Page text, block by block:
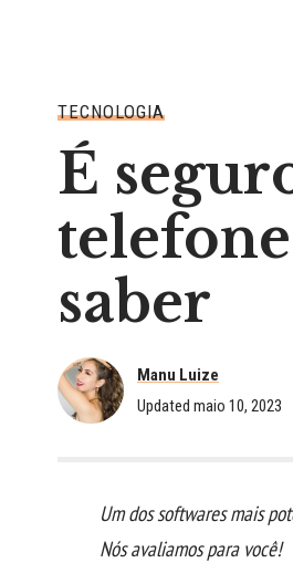
TECNOLOGIA
É
saber
Manu Luize
Updated maio 10, 2023
Um dos softwares mais
Nós avaliamos para você!